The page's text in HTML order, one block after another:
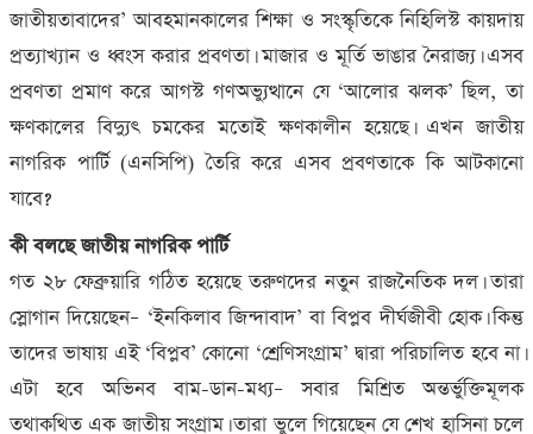
জাতীয়তাবাদের’ আবহমানকালের শিক্ষা ও সংস্কৃতিকে নিহিলিস্ট কায়দায়
প্রত্যাখ্যান ও ধ্বংস করার প্রবণতা। মাজার ও মূর্তি ভাঙার নৈরাজ্য। এসব
প্রবণতা প্রমাণ করে আগস্ট গণঅভ্যুত্থানে যে ‘আলোর ঝলক’ ছিল, তা
ক্ষণকালের বিদ্যুৎ চমকের মতোই ক্ষণকালীন হয়েছে। এখন জাতীয়
নাগরিক পার্টি (এনসিপি) তৈরি করে এসব প্রবণতাকে কি আটকানো
যাবে?
কী বলছে জাতীয় নাগরিক পার্টি
গত ২৮ ফেব্রুয়ারি গঠিত হয়েছে তরুণদের নতুন রাজনৈতিক দল। তারা
স্লোগান দিয়েছেন– ‘ইনকিলাব জিন্দাবাদ’ বা বিপ্লব দীর্ঘজীবী হোক। কিন্তু
তাদের ভাষায় এই ‘বিপ্লব’ কোনো ‘শ্রেণিসংগ্রাম’ দ্বারা পরিচালিত হবে না।
এটা হবে অভিনব বাম-ডান-মধ্য– সবার মিশ্রিত অন্তর্ভুক্তিমূলক
তথাকথিত এক জাতীয় সংগ্রাম। তারা ভুলে গিয়েছেন যে শেখ হাসিনা চলে